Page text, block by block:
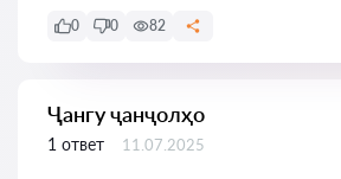
0 0 82
Ҷангу ҷанҷолҳо
1 ответ 11.07.2025